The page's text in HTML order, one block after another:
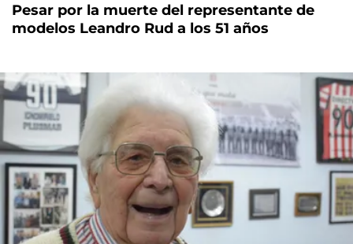
Pesar por la muerte del representante de
modelos Leandro Rud a los 51 años